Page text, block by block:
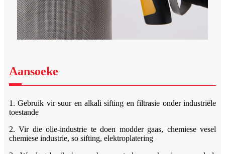
Aansoeke
1. Gebruik vir suur en alkali sifting en filtrasie onder industriële
toestande
2. Vir die olie-industrie te doen modder gaas, chemiese vesel
chemiese industrie, so sifting, elektroplatering